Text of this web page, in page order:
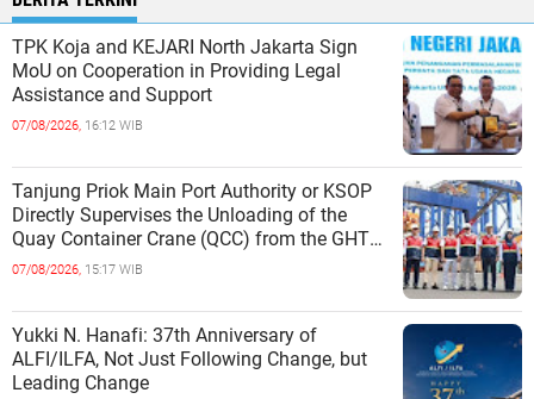
TPK Koja and KEJARI North Jakarta Sign
MoU on Cooperation in Providing Legal
Assistance and Support
07/08/2026, 16:12 WIB
Tanjung Priok Main Port Authority or KSOP
Directly Supervises the Unloading of the
Quay Container Crane (QCC) from the GHT
Marimas Ship at the North J
07/08/2026, 15:17 WIB
Yukki N. Hanafi: 37th Anniversary of
ALFI/ILFA, Not Just Following Change, but
Leading Change